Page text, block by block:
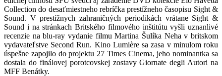
Collection do desaťmiestneho rebríčka prestížneho časopisu Sight &
Sound. V prestížnych zahraničných periodikách vrátane Sight &
Sound i na stránkach Britského filmového inštitútu vyšli uznanlivé
recenzie na blu-ray vydanie filmu Martina Šulíka Neha v britskom
vydavateľstve Second Run. Kino Lumière sa zasa v minulom roku
úspešne zapojilo do projektu 27 Times Cinema, jeho nominantka sa
dostala do finálovej porotcovskej zostavy Giornate degli Autori na
MFF Benátky.